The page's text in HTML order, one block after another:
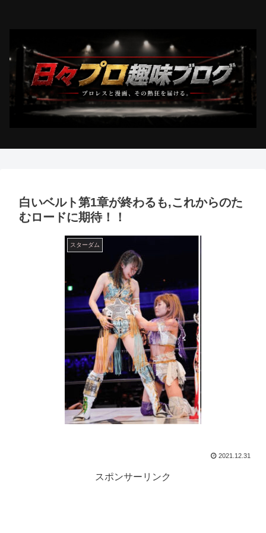
白いベルト第1章が終わるも,これからのた
むロードに期待！！
スターダム
2021.12.31
スポンサーリンク